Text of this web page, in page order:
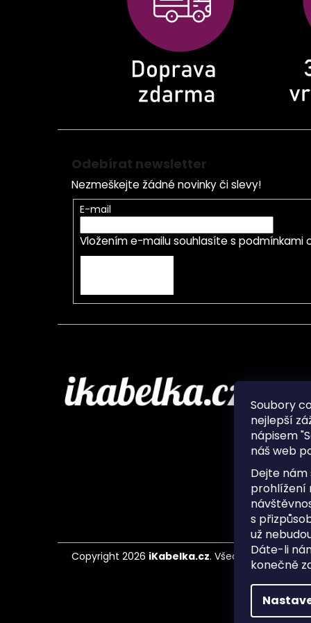
Soubory
nejlepší
nápisem
náš web
Dejte
prohlížení
s
už
Dáte-li
konečně
Odebírat newsletter
Nezmeškejte žádné novinky či slevy!
E-mail
Vložením e-mailu souhlasíte s podmínkami
O nás
Často
Copyright 2026 iKabelka.cz. Všechna práva